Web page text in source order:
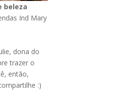
beleza
Ind Mary
dona do
trazer o
então,
:)